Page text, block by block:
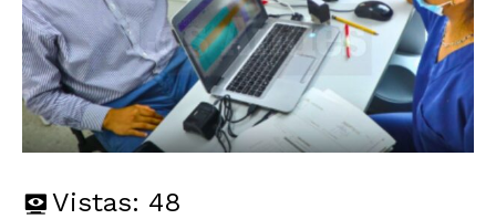
Vistas: 48